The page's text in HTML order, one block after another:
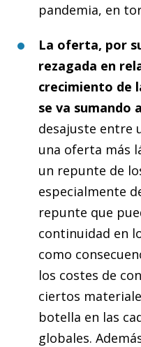
pandemia, en
La oferta, por
rezagada en
crecimiento de
se va sumando
desajuste entre
una oferta más
un repunte de
especialmente
repunte que
continuidad en
como
los costes de
ciertos
botella en las
globales.